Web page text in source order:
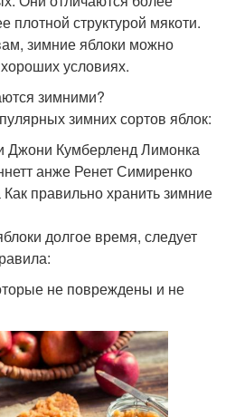
плотной структурой мякоти.
зимние яблоки можно
условиях.
зимними?
зимних сортов яблок:
Джони Кумберленд Лимонка
анже Ренет Симиренко
правильно хранить зимние
долгое время, следует
не повреждены и не